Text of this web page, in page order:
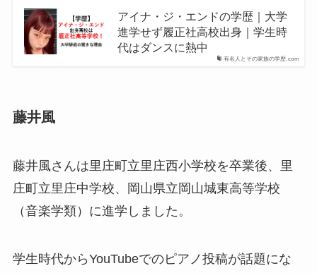
有名人とその家族の学歴.com
アイナ・ジ・エンドの学歴｜大学
進学せず履正社高校出身｜学生時
代はダンスに熱中
藤井風
藤井風さんは里庄町立里庄西小学校を卒業後、里
庄町立里庄中学校、岡山県立岡山城東高等学校
（音楽学類）に進学しました。
学生時代からYouTubeでのピアノ投稿が話題にな